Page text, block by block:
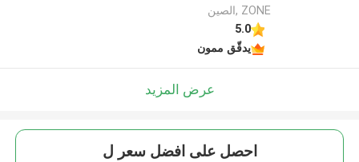
ZONE ,الصين
5.0
يدقّق ممون
عرض المزيد
احصل على افضل سعر ل